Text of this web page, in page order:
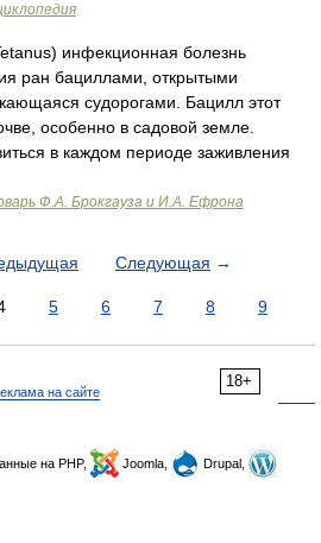
инфекционная болезнь
ран бациллами, открытыми
судорогами. Бацилл этот
особенно в садовой земле.
в каждом периоде заживления
Ф.А. Брокгауза и И.А. Ефрона
Следующая →
5 6 7 8 9
18+
на сайте
на PHP, Joomla,
Drupal,